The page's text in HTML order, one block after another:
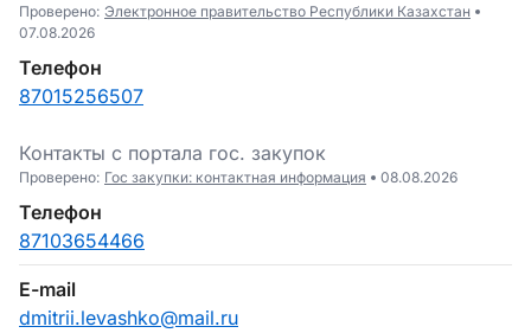
Проверено: Электронное правительство Республики Казахстан
07.08.2026
Телефон
87015256507
Контакты c портала гоc. закупок
Проверено: Гос закупки: контактная информация 08.08.2026
Телефон
87103654466
E-mail
dmitrii.levashko@mail.ru